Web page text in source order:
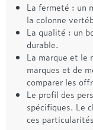
La fermeté : un
la colonne
La qualité : un
durable.
La marque et le
marques et de
comparer les
Le profil des
spécifiques. Le
ces